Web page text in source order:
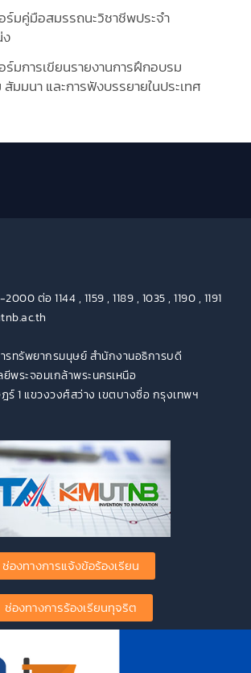
มคู่มือสมรรถนะวิชาชีพประจำ
มการเขียนรายงานการฝึกอบรม
สัมมนา และการฟังบรรยายในประเทศ
ต่อ 1144 , 1159 , 1189 , 1035 , 1190 , 1191
รทรัพยากรมนุษย์ สำนักงานอธิการบดี
ยีพระจอมเกล้าพระนครเหนือ
ร์ 1 แขวงวงศ์สว่าง เขตบางซื่อ กรุงเทพฯ
ช่องทางการแจ้งข้อร้องเรียน
ช่องทางการร้องเรียนทุจริต